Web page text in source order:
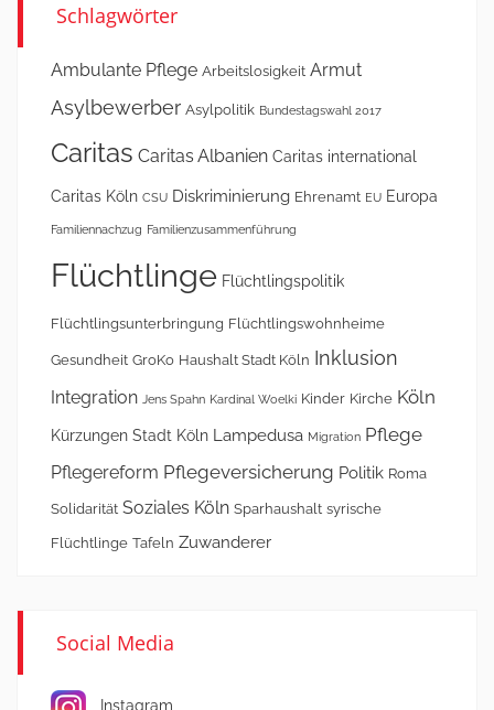
Schlagwörter
Ambulante Pflege Arbeitslosigkeit Armut
Asylbewerber Asylpolitik Bundestagswahl 2017
Caritas Caritas Albanien Caritas international
Caritas Köln CSU Diskriminierung Ehrenamt EU Europa
Familiennachzug Familienzusammenführung
Flüchtlinge Flüchtlingspolitik
Flüchtlingsunterbringung Flüchtlingswohnheime
Gesundheit GroKo Haushalt Stadt Köln Inklusion
Integration Jens Spahn Kardinal Woelki Kinder Kirche Köln
Kürzungen Stadt Köln Lampedusa Migration Pflege
Pflegereform Pflegeversicherung Politik Roma
Solidarität Soziales Köln Sparhaushalt syrische
Flüchtlinge Tafeln Zuwanderer
Social Media
Instagram